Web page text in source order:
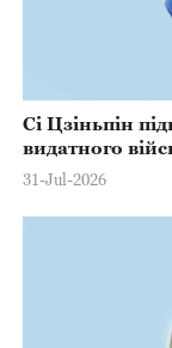
Сі Цзіньпін
видатного
31-Jul-2026